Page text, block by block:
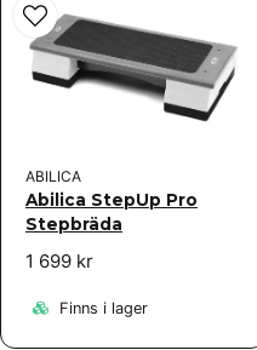
ABILICA
Abilica StepUp Pro
Stepbräda
1 699 kr
Finns i lager